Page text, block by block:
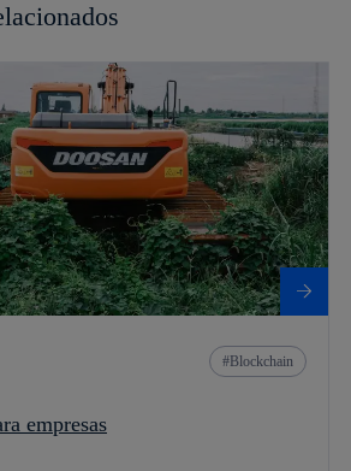
Blockchain
empresas